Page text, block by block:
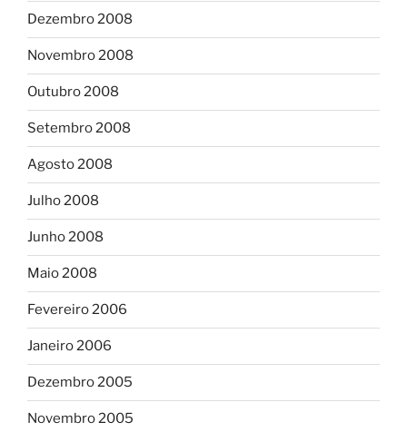
Dezembro 2008
Novembro 2008
Outubro 2008
Setembro 2008
Agosto 2008
Julho 2008
Junho 2008
Maio 2008
Fevereiro 2006
Janeiro 2006
Dezembro 2005
Novembro 2005